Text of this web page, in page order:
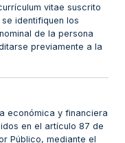
vitae suscrito
identifiquen los
de la persona
previamente a la
económica y financiera
en el artículo 87 de
Público, mediante el